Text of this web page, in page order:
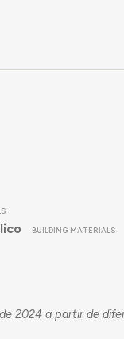
BUILDING MATERIALS
2024 a partir de